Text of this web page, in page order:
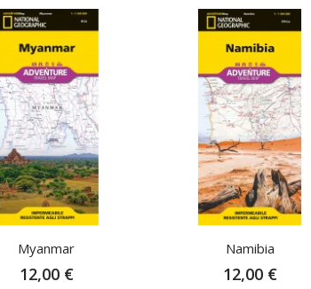
Myanmar
12,00 €
Namibia
12,00 €